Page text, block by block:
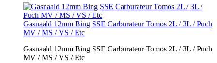
Gasnaald 12mm Bing SSE Carburateur Tomos 2L / 3L / Puch
MV / MS / VS / Etc
Gasnaald 12mm Bing SSE Carburateur Tomos 2L / 3L / Puch
MV / MS / VS / Etc